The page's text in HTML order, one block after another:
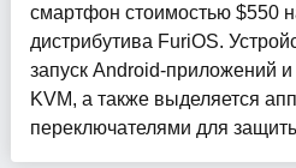
смартфон стоимостью $550
дистрибутива FuriOS.
запуск Android-приложений
KVM, а также выделяется
переключателями для